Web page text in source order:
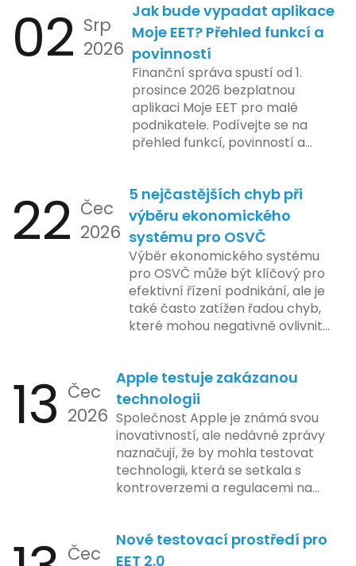
02 Srp
2026
Jak bude vypadat aplikace
Moje EET? Přehled funkcí a
povinností
Finanční správa spustí od 1.
prosince 2026 bezplatnou
aplikaci Moje EET pro malé
podnikatele. Podívejte se na
přehled funkcí, povinností a
22 Čec
2026
5 nejčastějších chyb při
výběru ekonomického
systému pro OSVČ
Výběr ekonomického systému
pro OSVČ může být klíčový pro
efektivní řízení podnikání, ale je
také často zatížen řadou chyb,
které mohou negativně ovlivnit
by se podnikatelé měli vyvarovat.
13 Čec
2026
Apple testuje zakázanou
technologii
Společnost Apple je známá svou
inovativností, ale nedávné zprávy
naznačují, že by mohla testovat
technologii, která se setkala s
kontroverzemi a regulacemi na
implementace funkce, která by
mohla porušovat určité zákonné
Čec
Nové testovací prostředí pro
EET 2.0